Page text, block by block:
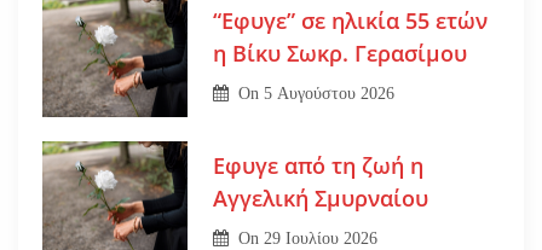
“Εφυγε” σε ηλικία 55 ετών
η Βίκυ Σωκρ. Γερασίμου
On5 Αυγούστου 2026
Εφυγε από τη ζωή η
Αγγελική Σμυρναίου
On29 Ιουλίου 2026